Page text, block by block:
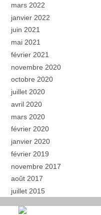
mars 2022
janvier 2022
juin 2021
mai 2021
février 2021
novembre 2020
octobre 2020
juillet 2020
avril 2020
mars 2020
février 2020
janvier 2020
février 2019
novembre 2017
août 2017
juillet 2015